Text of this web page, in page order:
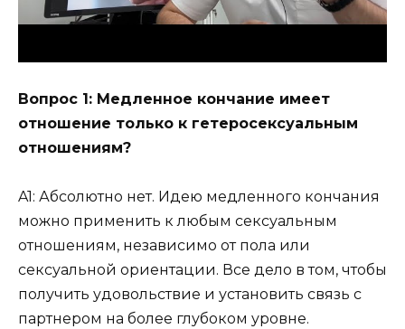
Вопрос 1: Медленное кончание имеет
отношение только к гетеросексуальным
отношениям?
A1: Абсолютно нет. Идею медленного кончания
можно применить к любым сексуальным
отношениям, независимо от пола или
сексуальной ориентации. Все дело в том, чтобы
получить удовольствие и установить связь с
партнером на более глубоком уровне.